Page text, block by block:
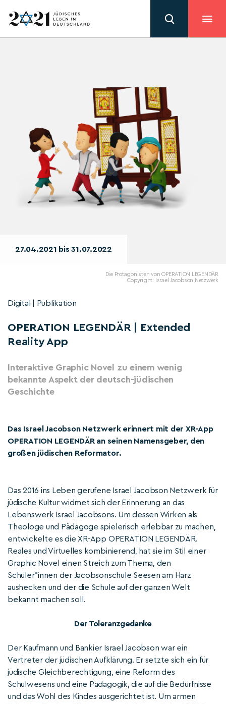
27.04.2021 bis 31.07.2022
Die Protagonisten von OPERATION LEGENDÄR
Copyright: Israel Jacobson Netzwerk
Digital | Publikation
OPERATION LEGENDÄR | Extended
Reality App
Interaktive Graphic Novel zu einem wenig
bekannte Aspekt der deutsch-jüdischen
Geschichte
Das Israel Jacobson Netzwerk erinnert mit der XR-App
OPERATION LEGENDÄR an seinen Namensgeber, den
großen jüdischen Reformator.
Das 2016 ins Leben gerufene Israel Jacobson Netzwerk für
jüdische Kultur widmet sich der Erinnerung an das
Lebenswerk Israel Jacobsons. Um dessen Wirken als
Theologe und Pädagoge spielerisch erlebbar zu machen,
entwickelte es die XR-App OPERATION LEGENDÄR.
Reales und Virtuelles kombinierend, hat sie im Stil einer
Graphic Novel einen Streich zum Thema, den
Schüler*innen der Jacobsonschule Seesen am Harz
aushecken und der die Schule auf der ganzen Welt
bekannt machen soll.
Der Toleranzgedanke
Der Kaufmann und Bankier Israel Jacobson war ein
Vertreter der jüdischen Aufklärung. Er setzte sich ein für
jüdische Gleichberechtigung, eine Reform des
Schulwesens und eine Pädagogik, die auf die Bedürfnisse
und das Wohl des Kindes ausgerichtet ist. Um armen